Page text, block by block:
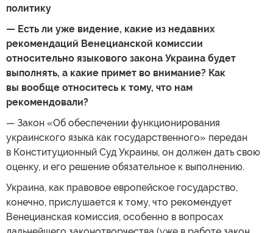
политику
— Есть ли уже видение, какие из недавних
рекомендаций Венецианской комиссии
относительно языкового закона Украина будет
выполнять, а какие примет во внимание? Как
вы вообще относитесь к тому, что нам
рекомендовали?
— Закон «Об обеспечении функционирования
украинского языка как государственного» передан
в Конституционный Суд Украины, он должен дать свою
оценку, и его решение обязательное к выполнению.
Украина, как правовое европейское государство,
конечно, прислушается к тому, что рекомендует
Венецианская комиссия, особенно в вопросах